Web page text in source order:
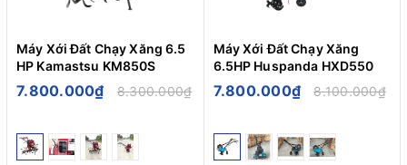
Máy Xới Đất Chạy Xăng 6.5
HP Kamastsu KM850S
7.800.000₫ 8.300.000₫
Máy Xới Đất Chạy Xăng
6.5HP Huspanda HXD550
7.800.000₫ 8.100.000₫